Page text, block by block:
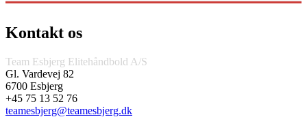
Kontakt os
Team Esbjerg Elitehåndbold A/S
Gl. Vardevej 82
6700 Esbjerg
+45 75 13 52 76
teamesbjerg@teamesbjerg.dk